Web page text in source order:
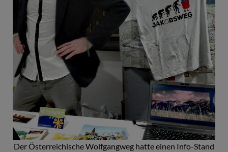
Der Österreichische Wolfgangweg hatte einen Info-Stand